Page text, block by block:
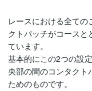
レースにおける全て
クトパッチがコース
ています。
基本的にこの2つの設
央部の間のコンタクト
ためのものです。